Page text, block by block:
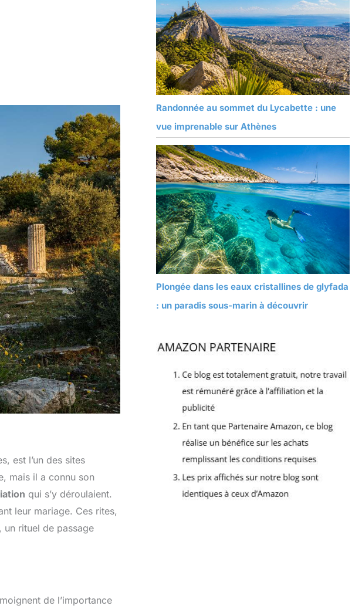
est l’un des sites
mais il a connu son
qui s’y déroulaient.
leur mariage. Ces rites,
un rituel de passage
de l’importance
Randonnée au sommet du Lycabette : une
vue imprenable sur Athènes
Plongée dans les eaux cristallines de glyfada
: un paradis sous-marin à découvrir